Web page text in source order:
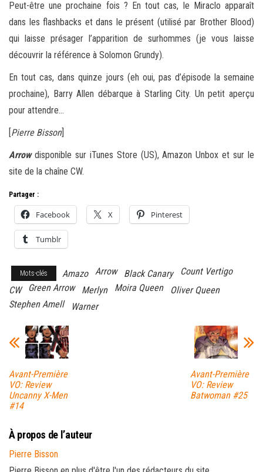
Peut-être une prochaine fois ? En tout cas, le Miraclo apparaît
dans les flashbacks et dans le présent (utilisé par Brother Blood)
qui laisse présager l’apparition de surhommes (je vous laisse
découvrir la référence à Solomon Grundy).
En tout cas, dans quinze jours (eh oui, pas d’épisode la semaine
prochaine), Barry Allen débarque à Starling City. Un petit aperçu
pour attendre…
[Pierre Bisson]
Arrow disponible sur iTunes Store (US), Amazon Unbox et sur le
site de la chaîne CW.
Partager :
Facebook X Pinterest
Tumblr
Mots-clés Amazo Arrow Black Canary
Count Vertigo
CW
Green Arrow Merlyn Moira Queen
Oliver Queen
Stephen Amell
Warner
Avant-Première
VO: Review
Uncanny X-Men
#14
Avant-Première
VO: Review
Batwoman #25
À propos de l’auteur
Pierre Bisson